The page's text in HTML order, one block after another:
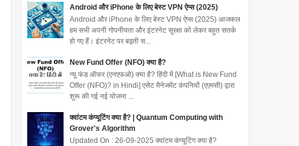
Android और iPhone के लिए बेस्ट VPN ऐप्स (2025)
Android और iPhone के लिए बेस्ट VPN ऐप्स (2025) आजकल
हम सभी अपनी गोपनीयता और इंटरनेट सुरक्षा को लेकर बहुत सतर्क
हो गए हैं। इंटरनेट पर बढ़ती स...
New Fund Offer (NFO) क्या है?
न्यू फंड ऑफर (एनएफओ) क्या है? हिंदी में [What is New Fund
Offer (NFO)? in Hindi] एसेट मैनेजमेंट कंपनियों (एएमसी) द्वारा
शुरू की गई नई योजना ...
क्वांटम कंप्यूटिंग क्या है? | Quantum Computing with
Grover's Algorithm
Updated On : 26-09-2025 क्वांटम कंप्यूटिंग क्या है?